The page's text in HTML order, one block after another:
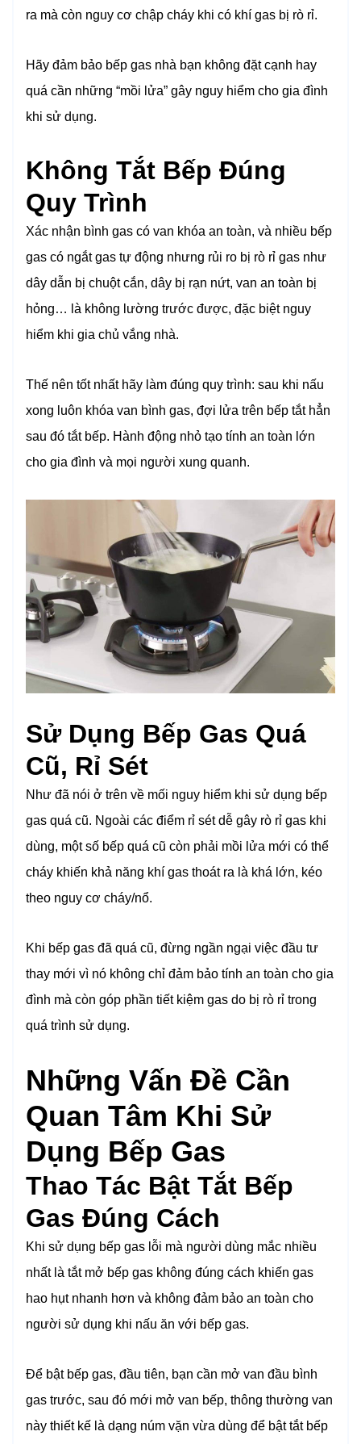
ra mà còn nguy cơ chập cháy khi có khí gas bị rò rỉ.
Hãy đảm bảo bếp gas nhà bạn không đặt cạnh hay
quá cần những “mồi lửa” gây nguy hiểm cho gia đình
khi sử dụng.
Không Tắt Bếp Đúng
Quy Trình
Xác nhận bình gas có van khóa an toàn, và nhiều bếp
gas có ngắt gas tự động nhưng rủi ro bị rò rỉ gas như
dây dẫn bị chuột cắn, dây bị rạn nứt, van an toàn bị
hỏng… là không lường trước được, đặc biệt nguy
hiểm khi gia chủ vắng nhà.
Thế nên tốt nhất hãy làm đúng quy trình: sau khi nấu
xong luôn khóa van bình gas, đợi lửa trên bếp tắt hẳn
sau đó tắt bếp. Hành động nhỏ tạo tính an toàn lớn
cho gia đình và mọi người xung quanh.
Sử Dụng Bếp Gas Quá
Cũ, Rỉ Sét
Như đã nói ở trên về mối nguy hiểm khi sử dụng bếp
gas quá cũ. Ngoài các điểm rỉ sét dễ gây rò rỉ gas khi
dùng, một số bếp quá cũ còn phải mồi lửa mới có thể
cháy khiến khả năng khí gas thoát ra là khá lớn, kéo
theo nguy cơ cháy/nổ.
Khi bếp gas đã quá cũ, đừng ngần ngại việc đầu tư
thay mới vì nó không chỉ đảm bảo tính an toàn cho gia
đình mà còn góp phần tiết kiệm gas do bị rò rỉ trong
quá trình sử dụng.
Những Vấn Đề Cần
Quan Tâm Khi Sử
Dụng Bếp Gas
Thao Tác Bật Tắt Bếp
Gas Đúng Cách
Khi sử dụng bếp gas lỗi mà người dùng mắc nhiều
nhất là tắt mở bếp gas không đúng cách khiến gas
hao hụt nhanh hơn và không đảm bảo an toàn cho
người sử dụng khi nấu ăn với bếp gas.
Để bật bếp gas, đầu tiên, bạn cần mở van đầu bình
gas trước, sau đó mới mở van bếp, thông thường van
này thiết kế là dạng núm vặn vừa dùng để bật tắt bếp